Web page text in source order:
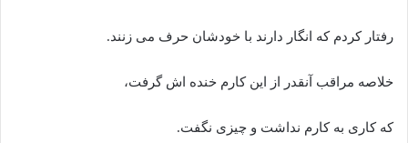
رفتار کردم که انگار دارند با خودشان حرف می زنند.
خلاصه مراقب آنقدر از این کارم خنده اش گرفت،
که کاری به کارم نداشت و چیزی نگفت.